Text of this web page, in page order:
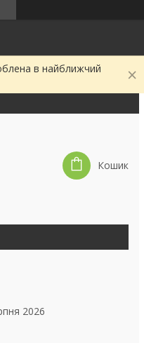
в найближчий
Кошик
2026